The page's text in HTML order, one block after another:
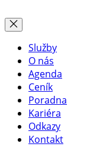
Služby
O nás
Agenda
Ceník
Poradna
Kariéra
Odkazy
Kontakt